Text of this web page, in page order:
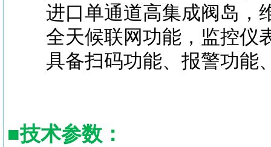
进口单通道高集成阀岛，
全天候联网功能，监控仪
具备扫码功能、报警功能
■技术参数：